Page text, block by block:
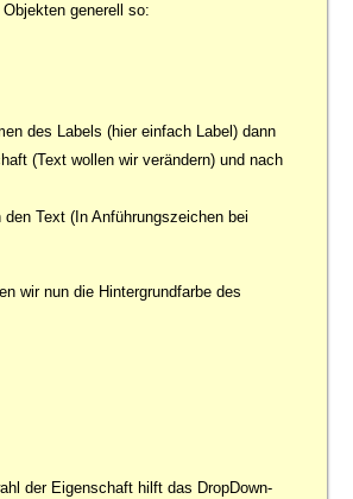
generell so:
des Labels (hier einfach Label) dann
(Text wollen wir verändern) und nach
Text (In Anführungszeichen bei
wir nun die Hintergrundfarbe des
der Eigenschaft hilft das DropDown-